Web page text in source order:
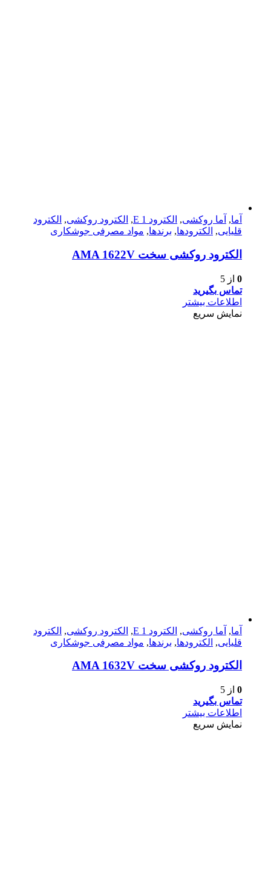
آما, آما روکشی, الکترود E 1 , الکترود روکشی, الکترود
قلیایی, الکترودها, برندها, مواد مصرفی جوشکاری
الکترود روکشی سخت AMA 1622V
0 از 5
تماس بگیرید
اطلاعات بیشتر
نمایش سریع
آما, آما روکشی, الکترود E 1 , الکترود روکشی, الکترود
قلیایی, الکترودها, برندها, مواد مصرفی جوشکاری
الکترود روکشی سخت AMA 1632V
0 از 5
تماس بگیرید
اطلاعات بیشتر
نمایش سریع